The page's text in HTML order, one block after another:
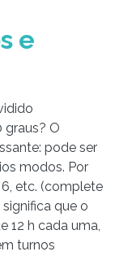
e
graus? O
pode ser
modos. Por
6, etc. (complete
que o
12 h cada uma,
turnos